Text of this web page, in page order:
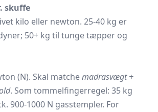
skuffe
kilo eller newton. 25-40 kg er
50+ kg til tunge tæpper og
(N). Skal matchemadrasvægt +
. Som tommelfingerregel: 35 kg
900-1000 N gasstempler. For